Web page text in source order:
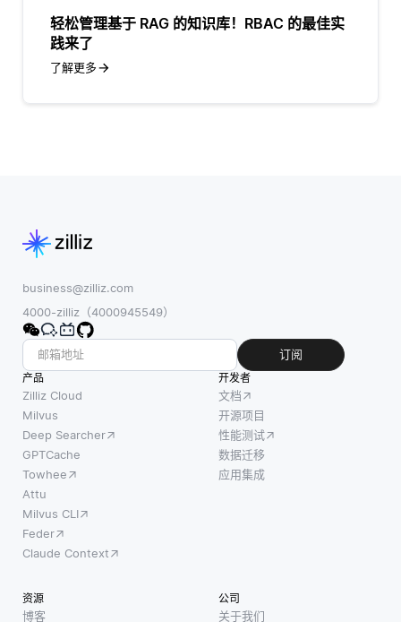
轻松管理基于 RAG 的知识库！RBAC 的最佳实
践来了
了解更多
business@zilliz.com
4000-zilliz（4000945549）
订阅
产品
Zilliz Cloud
Milvus
Deep Searcher
GPTCache
Towhee
Attu
Milvus CLI
Feder
Claude Context
开发者
文档
开源项目
性能测试
数据迁移
应用集成
资源
博客
公司
关于我们